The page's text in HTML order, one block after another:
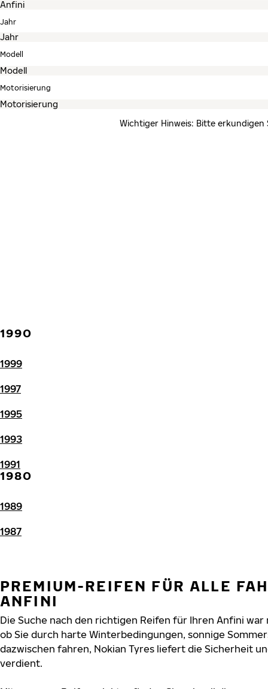
Jahr
Modell
Motorisierung
Wichtiger Hinweis: Bitte
1990
1999
1997
1995
1993
1991
1980
1989
1987
PREMIUM-REIFEN FÜR ALLE
ANFINI
Die Suche nach den richtigen Reifen für Ihren Anfini war
ob Sie durch harte Winterbedingungen, sonnige
dazwischen fahren, Nokian Tyres liefert die Sicherheit
verdient.